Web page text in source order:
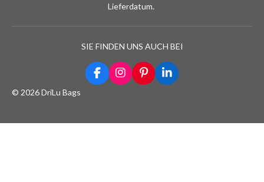
Lieferdatum.
SIE FINDEN UNS AUCH BEI
F
a
I
n
P
i
L
i
© 2026 DriLu Bags